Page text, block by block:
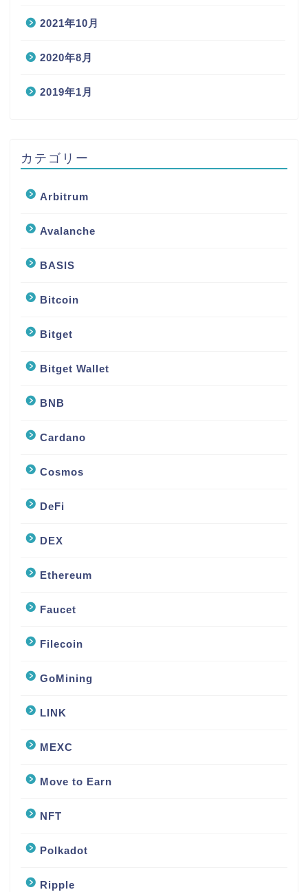
2021年10月
2020年8月
2019年1月
カテゴリー
Arbitrum
Avalanche
BASIS
Bitcoin
Bitget
Bitget Wallet
BNB
Cardano
Cosmos
DeFi
DEX
Ethereum
Faucet
Filecoin
GoMining
LINK
MEXC
Move to Earn
NFT
Polkadot
Ripple